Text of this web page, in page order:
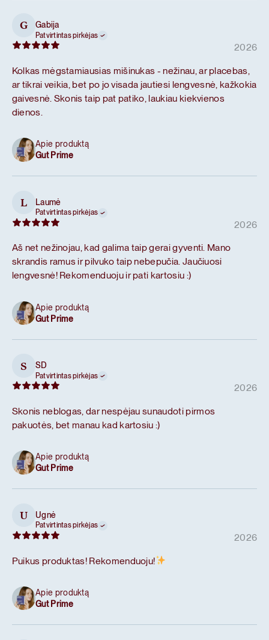
G Gabija
Patvirtintas pirkėjas
2026
Kolkas mėgstamiausias mišinukas - nežinau, ar placebas,
ar tikrai veikia, bet po jo visada jautiesi lengvesnė, kažkokia
gaivesnė. Skonis taip pat patiko, laukiau kiekvienos
dienos.
Apie produktą
Gut Prime
L Laumė
Patvirtintas pirkėjas
2026
Aš net nežinojau, kad galima taip gerai gyventi. Mano
skrandis ramus ir pilvuko taip nebepučia. Jaučiuosi
lengvesnė! Rekomenduoju ir pati kartosiu :)
Apie produktą
Gut Prime
S SD
Patvirtintas pirkėjas
2026
Skonis neblogas, dar nespėjau sunaudoti pirmos
pakuotės, bet manau kad kartosiu :)
Apie produktą
Gut Prime
U Ugnė
Patvirtintas pirkėjas
2026
Puikus produktas! Rekomenduoju!
Apie produktą
Gut Prime